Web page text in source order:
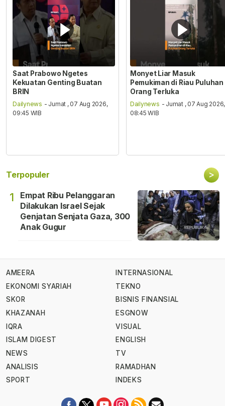
Saat Prabowo Ngetes
Kekuatan Genting Buatan
BRIN
Dailynews - Jumat , 07 Aug 2026,
09:45 WIB
Monyet Liar Masuk
Pemukiman di Riau Puluhan
Orang Terluka
Dailynews - Jumat , 07 Aug 2026,
08:45 WIB
Terpopuler >
1
Empat Ribu Pelanggaran
Dilakukan Israel Sejak
Genjatan Senjata Gaza, 300
Anak Gugur
AMEERA
EKONOMI SYARIAH
SKOR
KHAZANAH
IQRA
ISLAM DIGEST
NEWS
ANALISIS
SPORT
INTERNASIONAL
TEKNO
BISNIS FINANSIAL
ESGNOW
VISUAL
ENGLISH
TV
RAMADHAN
INDEKS